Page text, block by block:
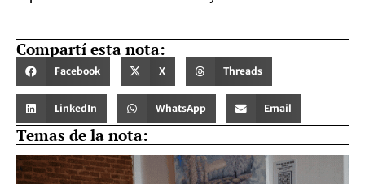
Compartí esta nota:
Facebook X Threads
LinkedIn WhatsApp Email
Temas de la nota: